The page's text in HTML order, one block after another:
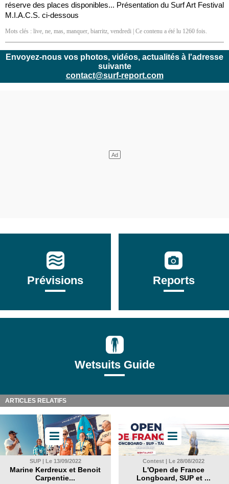
réserve des places disponibles... Présentation du Surf Art Festival
M.I.A.C.S. ci-dessous
Mots clés : live, ne, mas, manquer, biarritz, vendredi | Ce contenu a été lu 1260 fois.
Envoyez-nous vos photos, vidéos, actualités à l'adresse
suivante
contact@surf-report.com
Prévisions Reports
Wetsuits Guide
ARTICLES RELATIFS
SUP | Le 13/09/2022
Marine Kerdreux et Benoit
Carpentie...
Contest | Le 28/08/2022
L'Open de France
Longboard, SUP et ...